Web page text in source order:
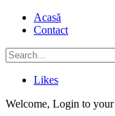
Acasă
Contact
Likes
Welcome, Login to your